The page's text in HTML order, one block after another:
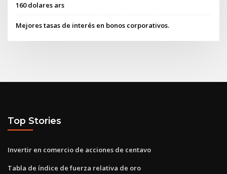
160 dolares ars
Mejores tasas de interés en bonos corporativos.
Top Stories
Invertir en comercio de acciones de centavo
Tabla de índice de fuerza relativa de oro